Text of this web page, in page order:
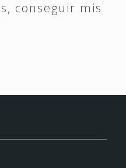
conseguir mis